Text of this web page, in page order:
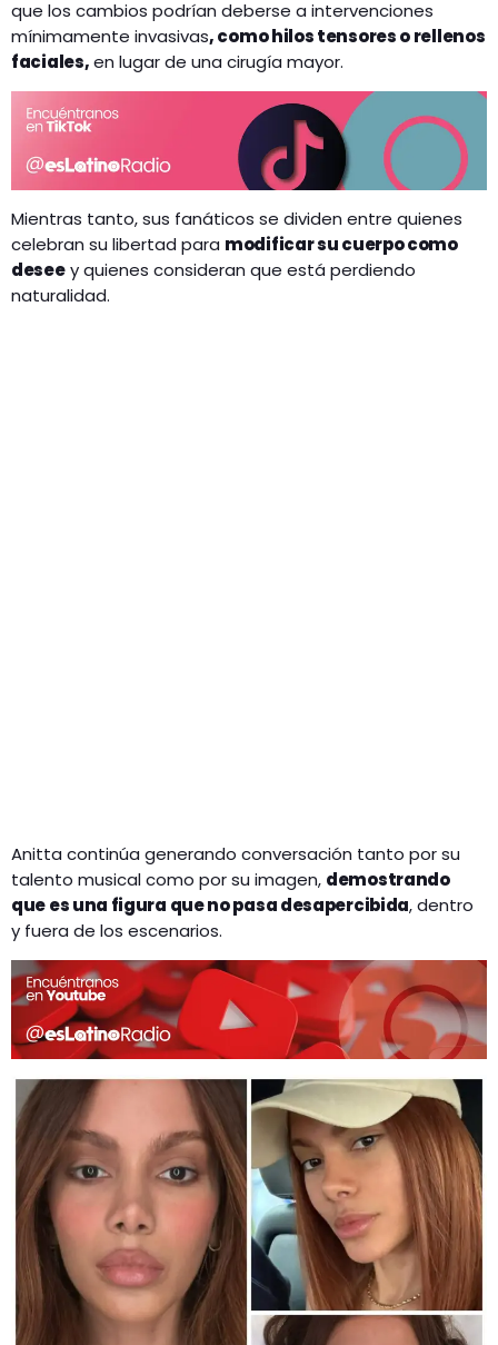
que los cambios podrían deberse a intervenciones
mínimamente invasivas, como hilos tensores o rellenos
faciales,en lugar de una cirugía mayor.
Mientras tanto, sus fanáticos se dividen entre quienes
celebran su libertad para modificar su cuerpo como
deseey quienes consideran que está perdiendo
naturalidad.
Anitta continúa generando conversación tanto por su
talento musical como por su imagen, demostrando
que es una figura que no pasa desapercibida, dentro
y fuera de los escenarios.